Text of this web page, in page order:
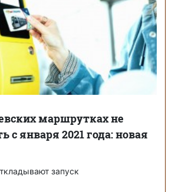
маршрутках не
с января 2021 года: новая
запуск